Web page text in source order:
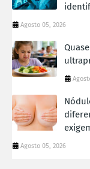
Agosto 05, 2026
Agosto 05, 2026